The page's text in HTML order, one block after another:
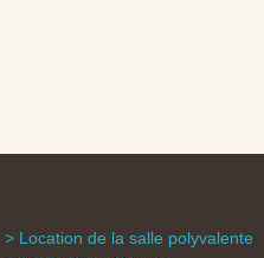
Location de la salle polyvalente